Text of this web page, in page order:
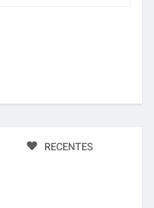
RECENTES